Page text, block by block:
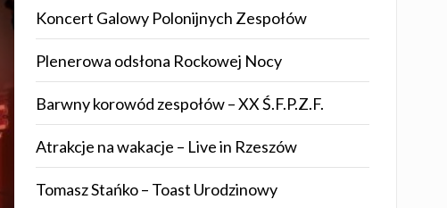
Koncert Galowy Polonijnych Zespołów
Plenerowa odsłona Rockowej Nocy
Barwny korowód zespołów – XX Ś.F.P.Z.F.
Atrakcje na wakacje – Live in Rzeszów
Tomasz Stańko – Toast Urodzinowy